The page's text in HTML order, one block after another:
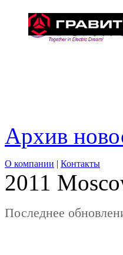
Архив
О компании | Контакты
2011
Последнее